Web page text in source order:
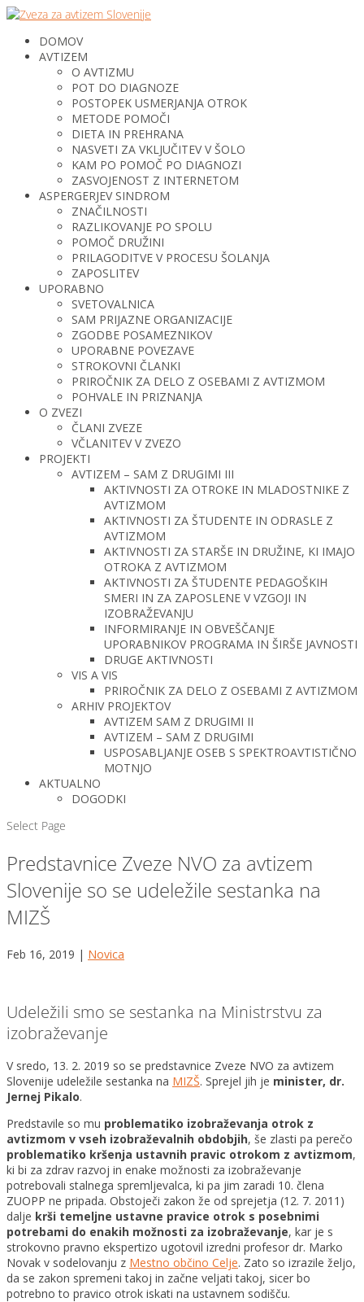
DOMOV
AVTIZEM
O AVTIZMU
POT DO DIAGNOZE
POSTOPEK USMERJANJA OTROK
METODE POMOČI
DIETA IN PREHRANA
NASVETI ZA VKLJUČITEV V ŠOLO
KAM PO POMOČ PO DIAGNOZI
ZASVOJENOST Z INTERNETOM
ASPERGERJEV SINDROM
ZNAČILNOSTI
RAZLIKOVANJE PO SPOLU
POMOČ DRUŽINI
PRILAGODITVE V PROCESU ŠOLANJA
ZAPOSLITEV
UPORABNO
SVETOVALNICA
SAM PRIJAZNE ORGANIZACIJE
ZGODBE POSAMEZNIKOV
UPORABNE POVEZAVE
STROKOVNI ČLANKI
PRIROČNIK ZA DELO Z OSEBAMI Z AVTIZMOM
POHVALE IN PRIZNANJA
O ZVEZI
ČLANI ZVEZE
VČLANITEV V ZVEZO
PROJEKTI
AVTIZEM – SAM Z DRUGIMI III
AKTIVNOSTI ZA OTROKE IN MLADOSTNIKE Z
AVTIZMOM
AKTIVNOSTI ZA ŠTUDENTE IN ODRASLE Z
AVTIZMOM
AKTIVNOSTI ZA STARŠE IN DRUŽINE, KI IMAJO
OTROKA Z AVTIZMOM
AKTIVNOSTI ZA ŠTUDENTE PEDAGOŠKIH
SMERI IN ZA ZAPOSLENE V VZGOJI IN
IZOBRAŽEVANJU
INFORMIRANJE IN OBVEŠČANJE
UPORABNIKOV PROGRAMA IN ŠIRŠE JAVNOSTI
DRUGE AKTIVNOSTI
VIS A VIS
PRIROČNIK ZA DELO Z OSEBAMI Z AVTIZMOM
ARHIV PROJEKTOV
AVTIZEM SAM Z DRUGIMI II
AVTIZEM – SAM Z DRUGIMI
USPOSABLJANJE OSEB S SPEKTROAVTISTIČNO
MOTNJO
AKTUALNO
DOGODKI
Select Page
Predstavnice Zveze NVO za avtizem
Slovenije so se udeležile sestanka na
MIZŠ
Feb 16, 2019 | Novica
Udeležili smo se sestanka na Ministrstvu za
izobraževanje
V sredo, 13. 2. 2019 so se predstavnice Zveze NVO za avtizem
Slovenije udeležile sestanka na MIZŠ. Sprejel jih je minister, dr.
Jernej Pikalo.
Predstavile so mu problematiko izobraževanja otrok z
avtizmom v vseh izobraževalnih obdobjih, še zlasti pa perečo
problematiko kršenja ustavnih pravic otrokom z avtizmom,
ki bi za zdrav razvoj in enake možnosti za izobraževanje
potrebovali stalnega spremljevalca, ki pa jim zaradi 10. člena
ZUOPP ne pripada. Obstoječi zakon že od sprejetja (12. 7. 2011)
dalje krši temeljne ustavne pravice otrok s posebnimi
potrebami do enakih možnosti za izobraževanje, kar je s
strokovno pravno ekspertizo ugotovil izredni profesor dr. Marko
Novak v sodelovanju z Mestno občino Celje. Zato so izrazile željo,
da se zakon spremeni takoj in začne veljati takoj, sicer bo
potrebno to pravico otrok iskati na ustavnem sodišču.